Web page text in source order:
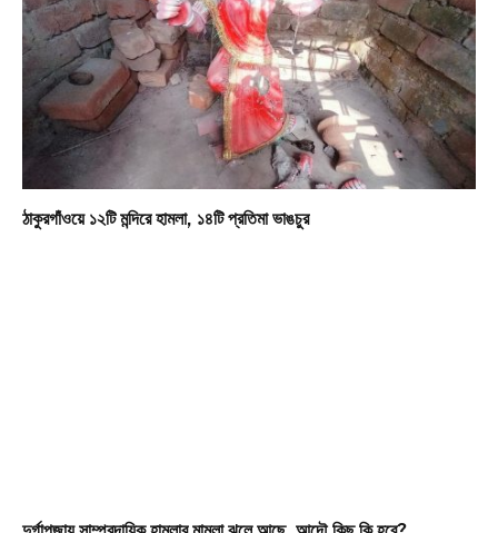
ঠাকুরগাঁওয়ে ১২টি মন্দিরে হামলা, ১৪টি প্রতিমা ভাঙচুর